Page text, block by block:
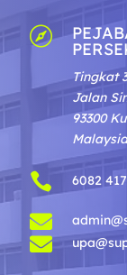

Tingkat
Jalan
93300
 6082

